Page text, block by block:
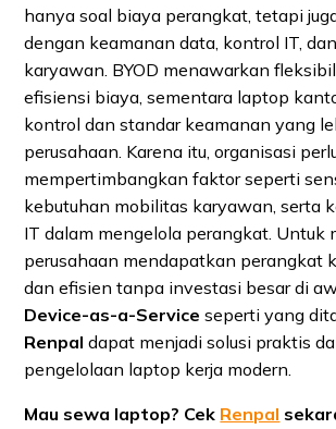
hanya soal biaya perangkat, tetapi
dengan keamanan data, kontrol IT,
karyawan. BYOD menawarkan
efisiensi biaya, sementara laptop
kontrol dan standar keamanan yang
perusahaan. Karena itu, organisasi
mempertimbangkan faktor seperti
kebutuhan mobilitas karyawan, serta
IT dalam mengelola perangkat. Untuk
perusahaan mendapatkan perangkat
dan efisien tanpa investasi besar di
Device-as-a-Serviceseperti yang
Renpal dapat menjadi solusi praktis
pengelolaan laptop kerja modern.
Mau sewa laptop? Cek Renpal